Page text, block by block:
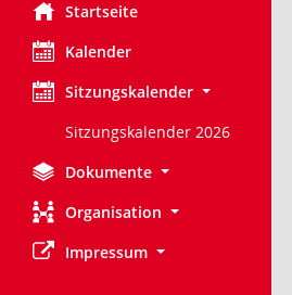
Startseite
Kalender
Sitzungskalender
Sitzungskalender 2026
Dokumente
Organisation
Impressum